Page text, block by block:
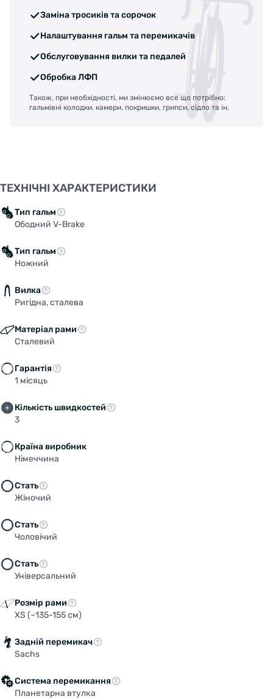
Заміна тросиків та сорочок
Налаштування гальм та перемикачів
Обслуговування вилки та педалей
Обробка ЛФП
Також, при необхідності, ми змінюємо все що потрібно:
гальмівні колодки, камери, покришки, грипси, сідло та ін.
ТЕХНІЧНІ ХАРАКТЕРИСТИКИ
Тип гальм
Ободний V-Brake
Тип гальм
Ножний
Вилка
Ригідна, сталева
Матеріал рами
Сталевий
Гарантія
1 місяць
Кількість швидкостей
3
Країна виробник
Німеччина
Стать
Жіночий
Стать
Чоловічий
Стать
Універсальний
Розмір рами
XS (~135-155 см)
Задній перемикач
Sachs
Система перемикання
Планетарна втулка